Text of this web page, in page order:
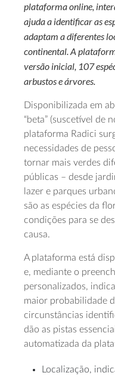
plataforma online,
ajuda a identificar as
adaptam a diferentes
continental. A
versão inicial, 107
arbustos e árvores.
Disponibilizada em
“beta” (suscetível de
plataforma Radici
necessidades de
tornar mais verdes
públicas – desde
lazer e parques
são as espécies da
condições para se
causa.
A plataforma está
e, mediante o
personalizados,
maior probabilidade
circunstâncias
dão as pistas
automatizada da
Localização,